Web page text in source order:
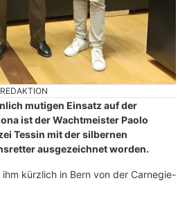
mutigen Einsatz auf der
ist der Wachtmeister Paolo
Tessin mit der silbernen
ausgezeichnet worden.
kürzlich in Bern von der Carnegie-